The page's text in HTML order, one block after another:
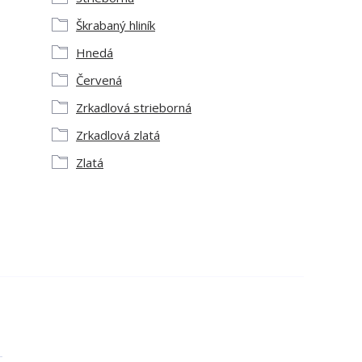
Škrabaný hliník
Hnedá
Červená
Zrkadlová strieborná
Zrkadlová zlatá
Zlatá